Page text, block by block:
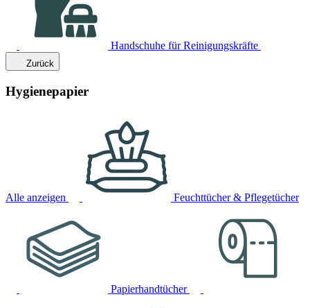
Handschuhe für Reinigungskräfte
Zurück
Hygienepapier
Alle anzeigen Feuchttücher & Pflegetücher
Papierhandtücher